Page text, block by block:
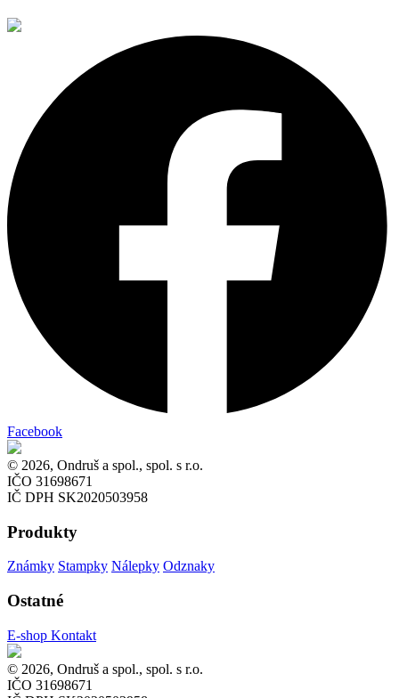
Facebook
© 2026, Ondruš a spol., spol. s r.o.
IČO 31698671
IČ DPH SK2020503958
Produkty
Známky Stampky Nálepky Odznaky
Ostatné
E-shop Kontakt
© 2026, Ondruš a spol., spol. s r.o.
IČO 31698671